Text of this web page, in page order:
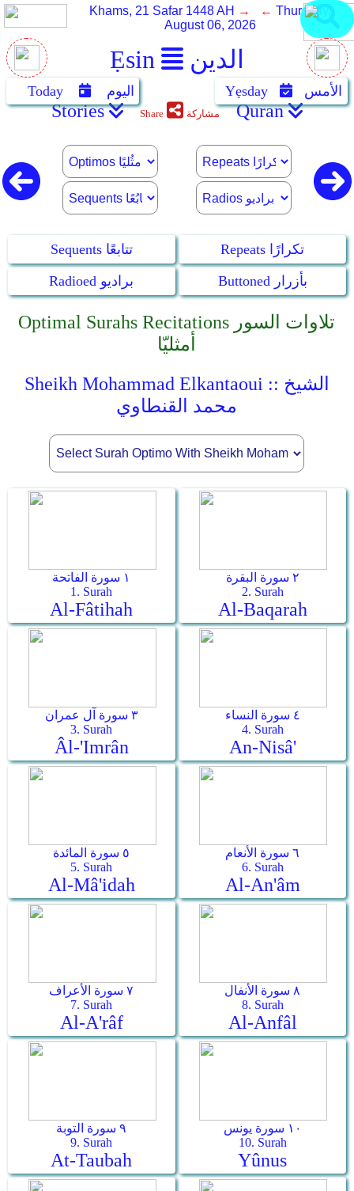
Ẹsin الدين
Khams, 21 Safar 1448 AH → ← Thursday,
August 06, 2026
Today اليوم Yẹsday الأمس
Stories Share مشاركة Quran
Sequents تتابعًا
Repeats تكرارًا
Radioed براديو
Buttoned بأزرار
Optimal Surahs Recitations تلاوات السور
أمثليّا
Sheikh Mohammad Elkantaoui :: الشيخ
محمد القنطاوي
١ سورة الفاتحة
1. Surah
Al-Fâtihah
٢ سورة البقرة
2. Surah
Al-Baqarah
٣ سورة آل عمران
3. Surah
Âl-'Imrân
٤ سورة النساء
4. Surah
An-Nisâ'
٥ سورة المائدة
5. Surah
Al-Mâ'idah
٦ سورة الأنعام
6. Surah
Al-An'âm
٧ سورة الأعراف
7. Surah
Al-A'râf
٨ سورة الأنفال
8. Surah
Al-Anfâl
٩ سورة التوبة
9. Surah
At-Taubah
١٠ سورة يونس
10. Surah
Yûnus